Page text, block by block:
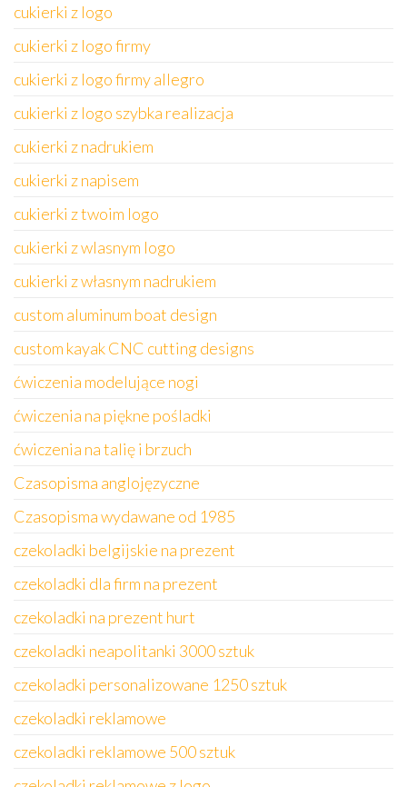
cukierki z logo
cukierki z logo firmy
cukierki z logo firmy allegro
cukierki z logo szybka realizacja
cukierki z nadrukiem
cukierki z napisem
cukierki z twoim logo
cukierki z wlasnym logo
cukierki z własnym nadrukiem
custom aluminum boat design
custom kayak CNC cutting designs
ćwiczenia modelujące nogi
ćwiczenia na piękne pośladki
ćwiczenia na talię i brzuch
Czasopisma anglojęzyczne
Czasopisma wydawane od 1985
czekoladki belgijskie na prezent
czekoladki dla firm na prezent
czekoladki na prezent hurt
czekoladki neapolitanki 3000 sztuk
czekoladki personalizowane 1250 sztuk
czekoladki reklamowe
czekoladki reklamowe 500 sztuk